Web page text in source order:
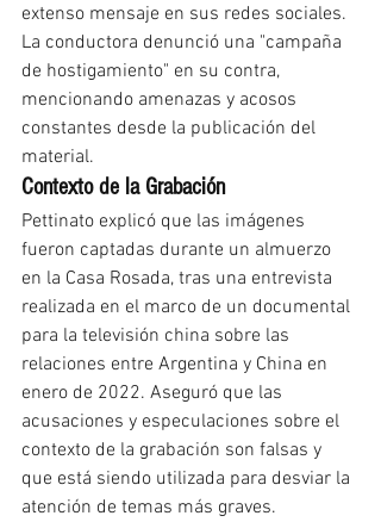
extenso mensaje en sus redes sociales.
La conductora denunció una "campaña
de hostigamiento" en su contra,
mencionando amenazas y acosos
constantes desde la publicación del
material.
Contexto de la Grabación
Pettinato explicó que las imágenes
fueron captadas durante un almuerzo
en la Casa Rosada, tras una entrevista
realizada en el marco de un documental
para la televisión china sobre las
relaciones entre Argentina y China en
enero de 2022. Aseguró que las
acusaciones y especulaciones sobre el
contexto de la grabación son falsas y
que está siendo utilizada para desviar la
atención de temas más graves.